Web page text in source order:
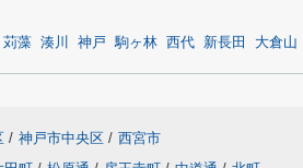
苅藻 湊川 神戸 駒ヶ林 西代 新長田 大倉山
/ 神戸市中央区 / 西宮市